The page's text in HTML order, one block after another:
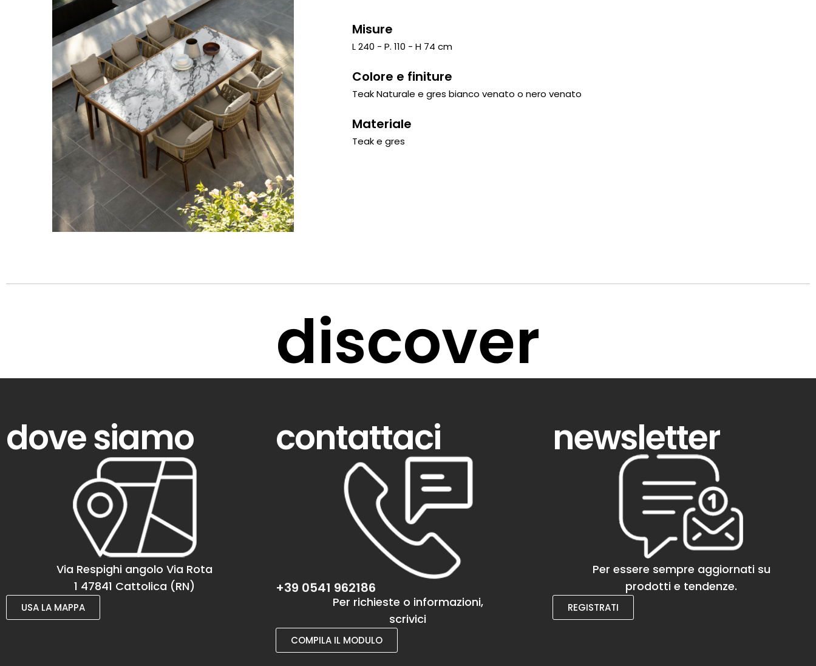
Misure
L 240 - P. 110 - H 74 cm
Colore e finiture
Teak Naturale e gres bianco venato o nero venato
Materiale
Teak e gres
discover
dove siamo
Via Respighi angolo Via Rota
1 47841 Cattolica (RN)
USA LA MAPPA
contattaci
+39 0541 962186
Per richieste o informazioni,
scrivici
COMPILA IL MODULO
newsletter
Per essere sempre aggiornati su
prodotti e tendenze.
REGISTRATI